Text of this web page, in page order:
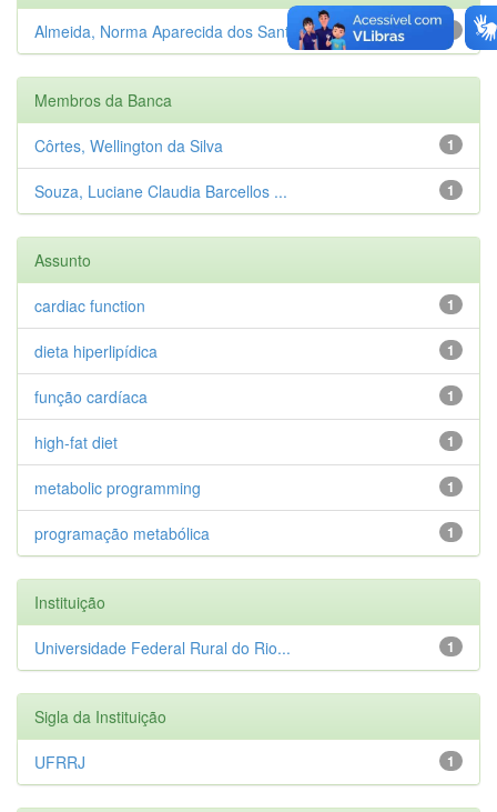
Almeida, Norma Aparecida dos Santos
Membros da Banca
1
Côrtes, Wellington da Silva
1
Souza, Luciane Claudia Barcellos ...
Assunto
1
cardiac function
1
dieta hiperlipídica
1
função cardíaca
1
high-fat diet
1
metabolic programming
1
programação metabólica
Instituição
1
Universidade Federal Rural do Rio...
Sigla da Instituição
1
UFRRJ